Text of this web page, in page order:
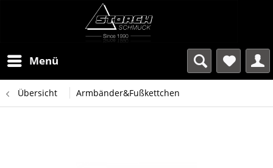
Menü
Übersicht Armbänder&Fußkettchen